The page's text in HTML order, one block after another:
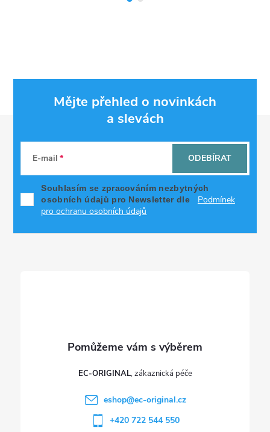
Mějte přehled o novinkách
a slevách
E-mail
Souhlasím se zpracováním nezbytných
osobních údajů pro Newsletter dle
Podmínek
pro ochranu osobních údajů
ODEBÍRAT
EC-ORIGINAL
eshop@ec-original.cz
+420 722 544 550